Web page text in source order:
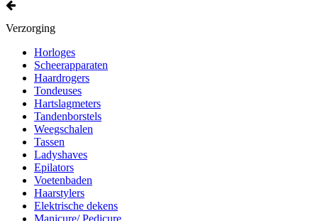
Verzorging
Horloges
Scheerapparaten
Haardrogers
Tondeuses
Hartslagmeters
Tandenborstels
Weegschalen
Tassen
Ladyshaves
Epilators
Voetenbaden
Haarstylers
Elektrische dekens
Manicure/ Pedicure